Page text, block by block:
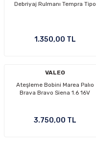
Debriyaj Rulmanı Tempra Tipo
1.350,00 TL
VALEO
Ateşleme Bobini Marea Palıo
Brava Bravo Siena 1.6 16V
3.750,00 TL